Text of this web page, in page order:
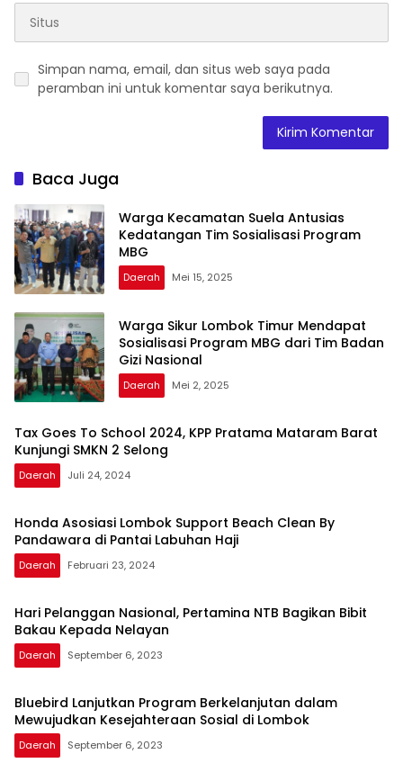
Simpan nama, email, dan situs web saya pada
peramban ini untuk komentar saya berikutnya.
Baca Juga
Warga Kecamatan Suela Antusias
Kedatangan Tim Sosialisasi Program
MBG
Daerah Mei 15, 2025
Warga Sikur Lombok Timur Mendapat
Sosialisasi Program MBG dari Tim Badan
Gizi Nasional
Daerah Mei 2, 2025
Tax Goes To School 2024, KPP Pratama Mataram Barat
Kunjungi SMKN 2 Selong
Daerah Juli 24, 2024
Honda Asosiasi Lombok Support Beach Clean By
Pandawara di Pantai Labuhan Haji
Daerah Februari 23, 2024
Hari Pelanggan Nasional, Pertamina NTB Bagikan Bibit
Bakau Kepada Nelayan
Daerah September 6, 2023
Bluebird Lanjutkan Program Berkelanjutan dalam
Mewujudkan Kesejahteraan Sosial di Lombok
Daerah September 6, 2023